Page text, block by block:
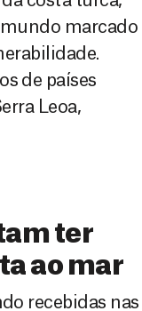
marcado
de países
Leoa,
ter
ao mar
recebidas nas